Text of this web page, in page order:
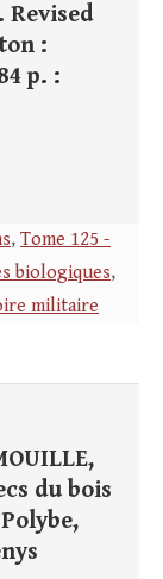
:
p. :
, Tome 125 -
biologiques,
militaire
du bois